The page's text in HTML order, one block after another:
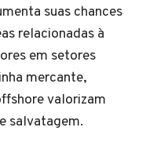
suas chances
relacionadas à
em setores
mercante,
valorizam
salvatagem.